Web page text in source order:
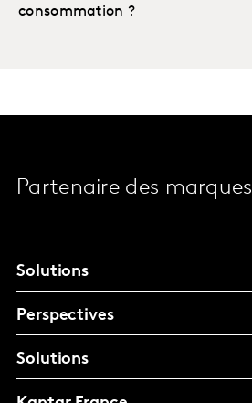
consommation ?
Partenaire des marques
Solutions
Perspectives
Solutions